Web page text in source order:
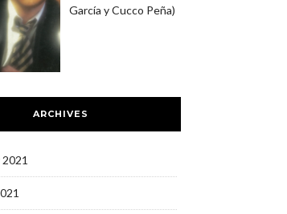
García y Cucco Peña)
ARCHIVES